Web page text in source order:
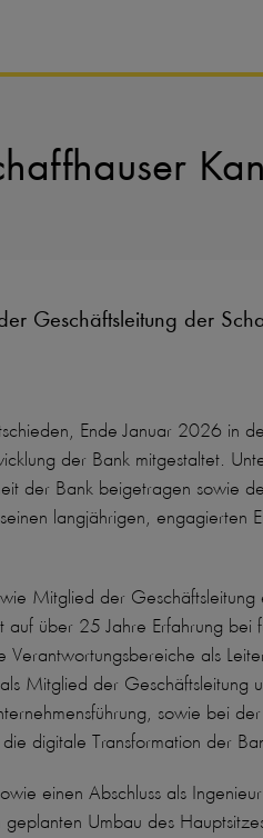
Geschäftsleitung der
Ende Januar 2026 in
der Bank mitgestaltet.
der Bank beigetragen sowie
langjährigen, engagierten
Mitglied der Geschäftsleitung
über 25 Jahre Erfahrung bei
als
Mitglied der Geschäftsleitung
sowie bei der
digitale Transformation der
einen Abschluss als
Umbau des